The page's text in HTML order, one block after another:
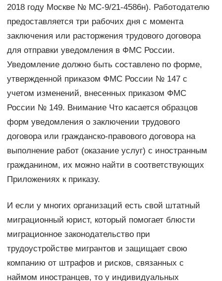
2018 году Москве № МС-9/21-4586н). Работодателю
предоставляется три рабочих дня с момента
заключения или расторжения трудового договора
для отправки уведомления в ФМС России.
Уведомление должно быть составлено по форме,
утвержденной приказом ФМС России № 147 с
учетом изменений, внесенных приказом ФМС
России № 149. Внимание Что касается образцов
форм уведомления о заключении трудового
договора или гражданско-правового договора на
выполнение работ (оказание услуг) с иностранным
гражданином, их можно найти в соответствующих
Приложениях к приказу.
И если у многих организаций есть свой штатный
миграционный юрист, который помогает блюсти
миграционное законодательство при
трудоустройстве мигрантов и защищает свою
компанию от штрафов и рисков, связанных с
наймом иностранцев, то у индивидуальных